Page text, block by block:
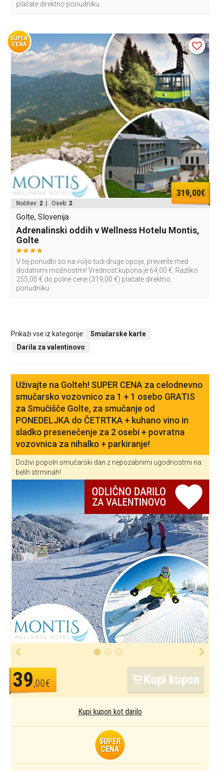
plačate direktno ponudniku.
SUPER
CENA
319,00€
Nočitev: 2 | Oseb: 2
Golte, Slovenija
Adrenalinski oddih v Wellness Hotelu Montis,
Golte
V tej ponudbi so na voljo tudi druge opcije, preverite med
dodatnimi možnostmi! Vrednost kupona je 64,00 €. Razliko
255,00 € do polne cene (319,00 €) plačate direktno
ponudniku.
Prikaži vse iz kategorije:
Smučarske karte
Darila za valentinovo
Uživajte na Golteh! SUPER CENA za celodnevno
smučarsko vozovnico za 1 + 1 osebo GRATIS
za Smučišče Golte, za smučanje od
PONEDELJKA do ČETRTKA + kuhano vino in
sladko presenečenje za 2 osebi + povratna
vozovnica za nihalko + parkiranje!
Doživi popoln smučarski dan z nepozabnimi ugodnostmi na
belih strminah!
39,00€ Kupi kupon
Kupi kupon kot darilo
SUPER
CENA